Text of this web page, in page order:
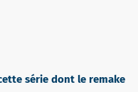
série dont le remake